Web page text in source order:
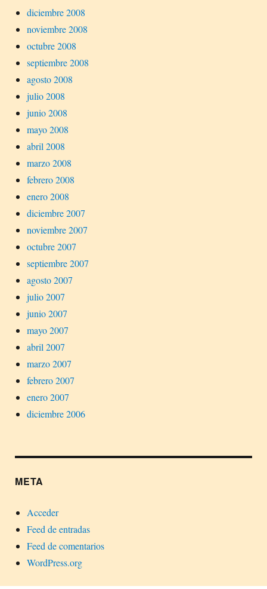
diciembre 2008
noviembre 2008
octubre 2008
septiembre 2008
agosto 2008
julio 2008
junio 2008
mayo 2008
abril 2008
marzo 2008
febrero 2008
enero 2008
diciembre 2007
noviembre 2007
octubre 2007
septiembre 2007
agosto 2007
julio 2007
junio 2007
mayo 2007
abril 2007
marzo 2007
febrero 2007
enero 2007
diciembre 2006
META
Acceder
Feed de entradas
Feed de comentarios
WordPress.org